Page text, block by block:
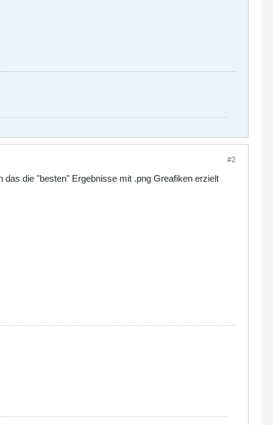
#2
die "besten" Ergebnisse mit .png Greafiken erzielt